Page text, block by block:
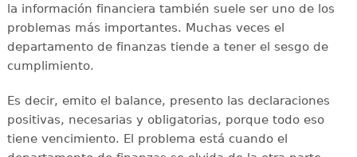
la información financiera también suele ser uno de los
problemas más importantes. Muchas veces el
departamento de finanzas tiende a tener el sesgo de
cumplimiento.
Es decir, emito el balance, presento las declaraciones
positivas, necesarias y obligatorias, porque todo eso
tiene vencimiento. El problema está cuando el